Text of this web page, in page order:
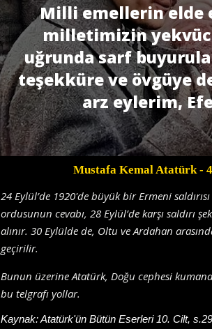
Milli emellerin elde
milletimizin
uğrunda sarf
teşekküre ve övgüye
arz eylerim,
Mustafa Kemal Atatürk-
24 Eylül’de 1920'de büyük bir Ermeni
ordusunun cevabı, 28 Eylül’de karşı saldırı
alınır. 30 Eylülde de, Oltu ve Ardahan
geçirilir.
Bunun üzerine Atatürk, Doğu cephesi
bu telgrafı yollar.
Kaynak:Atatürk'ün Bütün Eserleri 10. Cilt, s.29